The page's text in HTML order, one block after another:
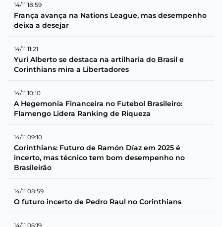
14/11 18:59
França avança na Nations League, mas desempenho
deixa a desejar
14/11 11:21
Yuri Alberto se destaca na artilharia do Brasil e
Corinthians mira a Libertadores
14/11 10:10
A Hegemonia Financeira no Futebol Brasileiro:
Flamengo Lidera Ranking de Riqueza
14/11 09:10
Corinthians: Futuro de Ramón Díaz em 2025 é
incerto, mas técnico tem bom desempenho no
Brasileirão
14/11 08:59
O futuro incerto de Pedro Raul no Corinthians
14/11 06:19